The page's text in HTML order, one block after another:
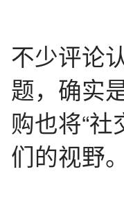
不少评论
题，确实
购也将“
们的视野。